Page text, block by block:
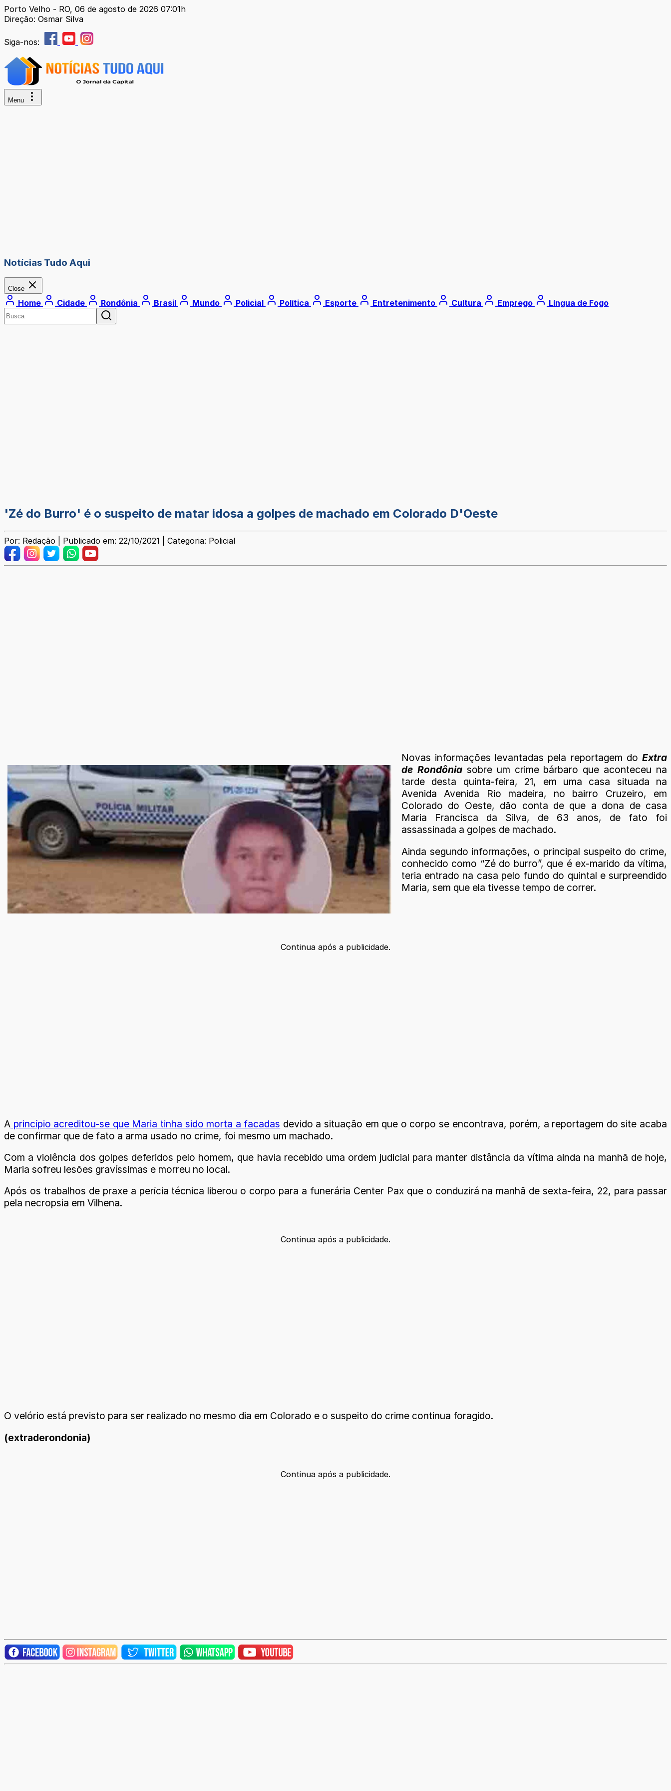
Porto Velho - RO, 06 de agosto de 2026 07:01h
Direção: Osmar Silva
Siga-nos:
Menu
Notícias Tudo Aqui
Close
Home Cidade Rondônia Brasil Mundo Policial Política Esporte Entretenimento Cultura Emprego Língua de Fogo
'Zé do Burro' é o suspeito de matar idosa a golpes de machado em Colorado D'Oeste
Por: Redação | Publicado em: 22/10/2021 | Categoria: Policial
Novas informações levantadas pela reportagem do Extra
de Rondôniasobre um crime bárbaro que aconteceu na
tarde desta quinta-feira, 21, em uma casa situada na
Avenida Avenida Rio madeira, no bairro Cruzeiro, em
Colorado do Oeste, dão conta de que a dona de casa
Maria Francisca da Silva, de 63 anos, de fato foi
assassinada a golpes de machado.
Ainda segundo informações, o principal suspeito do crime,
conhecido como “Zé do burro”, que é ex-marido da vítima,
teria entrado na casa pelo fundo do quintal e surpreendido
Maria, sem que ela tivesse tempo de correr.
Continua após a publicidade.
A princípio acreditou-se que Maria tinha sido morta a facadas devido a situação em que o corpo se encontrava, porém, a reportagem do site acaba
de confirmar que de fato a arma usado no crime, foi mesmo um machado.
Com a violência dos golpes deferidos pelo homem, que havia recebido uma ordem judicial para manter distância da vítima ainda na manhã de hoje,
Maria sofreu lesões gravíssimas e morreu no local.
Após os trabalhos de praxe a perícia técnica liberou o corpo para a funerária Center Pax que o conduzirá na manhã de sexta-feira, 22, para passar
pela necropsia em Vilhena.
Continua após a publicidade.
O velório está previsto para ser realizado no mesmo dia em Colorado e o suspeito do crime continua foragido.
(extraderondonia)
Continua após a publicidade.